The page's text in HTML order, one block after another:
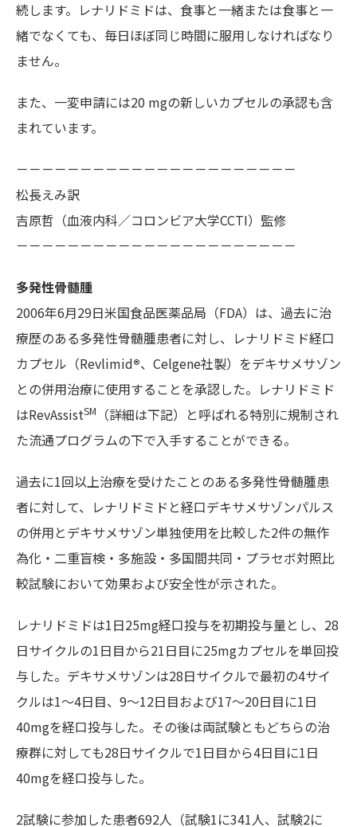
続します。レナリドミドは、食事と一緒または食事と一
緒でなくても、毎日ほぼ同じ時間に服用しなければなり
ません。
また、一変申請には20 mgの新しいカプセルの承認も含
まれています。
－－－－－－－－－－－－－－－－－－－－－－
松長えみ訳
吉原哲（血液内科／コロンビア大学CCTI）監修
－－－－－－－－－－－－－－－－－－－－－－
多発性骨髄腫
2006年6月29日米国食品医薬品局（FDA）は、過去に治
療歴のある多発性骨髄腫患者に対し、レナリドミド経口
カプセル（Revlimid®、Celgene社製）をデキサメサゾン
との併用治療に使用することを承認した。レナリドミド
はRevAssistSM
（詳細は下記）と呼ばれる特別に規制され
た流通プログラムの下で入手することができる。
過去に1回以上治療を受けたことのある多発性骨髄腫患
者に対して、レナリドミドと経口デキサメサゾンパルス
の併用とデキサメサゾン単独使用を比較した2件の無作
為化・二重盲検・多施設・多国間共同・プラセボ対照比
較試験において効果および安全性が示された。
レナリドミドは1日25mg経口投与を初期投与量とし、28
日サイクルの1日目から21日目に25mgカプセルを単回投
与した。デキサメサゾンは28日サイクルで最初の4サイ
クルは1～4日目、9～12日目および17～20日目に1日
40mgを経口投与した。その後は両試験ともどちらの治
療群に対しても28日サイクルで1日目から4日目に1日
40mgを経口投与した。
2試験に参加した患者692人（試験1に341人、試験2に